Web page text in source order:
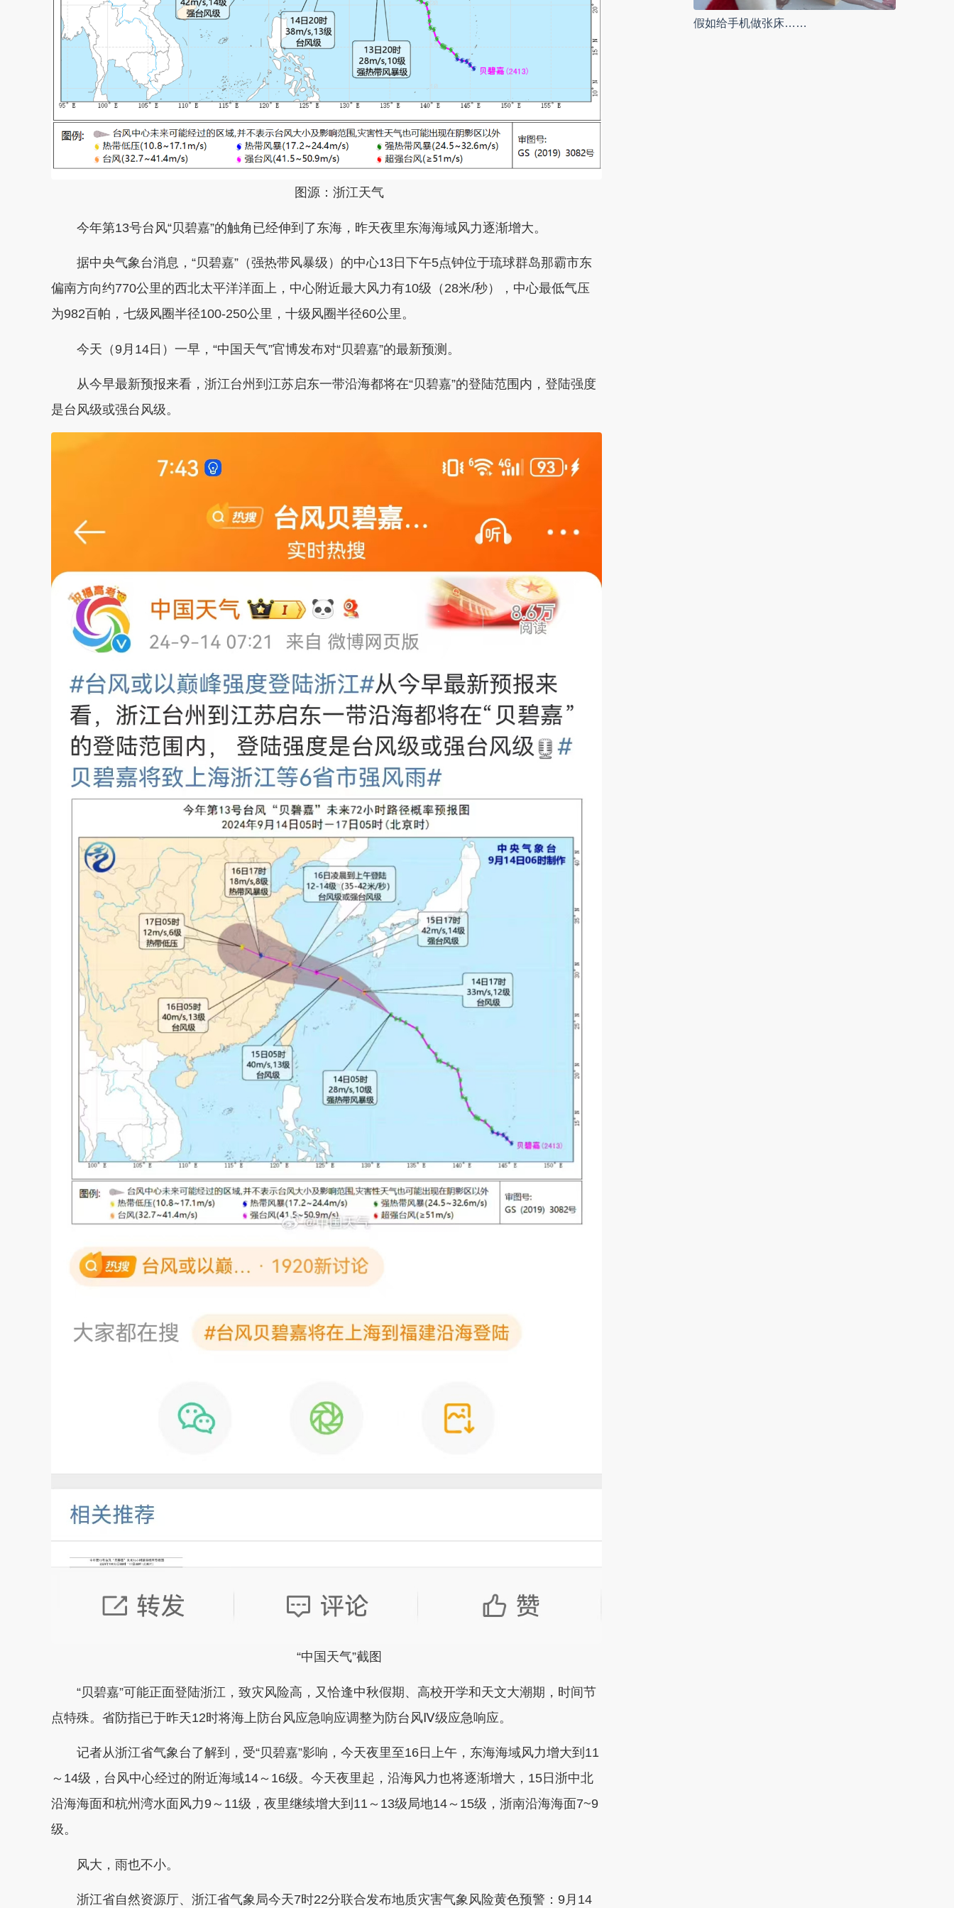
图源：浙江天气
今年第13号台风“贝碧嘉”的触角已经伸到了东海，昨天夜里东海海域风力逐渐增大。
据中央气象台消息，“贝碧嘉”（强热带风暴级）的中心13日下午5点钟位于琉球群岛那霸市东
偏南方向约770公里的西北太平洋洋面上，中心附近最大风力有10级（28米/秒），中心最低气压
为982百帕，七级风圈半径100-250公里，十级风圈半径60公里。
今天（9月14日）一早，“中国天气”官博发布对“贝碧嘉”的最新预测。
从今早最新预报来看，浙江台州到江苏启东一带沿海都将在“贝碧嘉”的登陆范围内，登陆强度
是台风级或强台风级。
“中国天气”截图
“贝碧嘉”可能正面登陆浙江，致灾风险高，又恰逢中秋假期、高校开学和天文大潮期，时间节
点特殊。省防指已于昨天12时将海上防台风应急响应调整为防台风Ⅳ级应急响应。
记者从浙江省气象台了解到，受“贝碧嘉”影响，今天夜里至16日上午，东海海域风力增大到11
～14级，台风中心经过的附近海域14～16级。今天夜里起，沿海风力也将逐渐增大，15日浙中北
沿海海面和杭州湾水面风力9～11级，夜里继续增大到11～13级局地14～15级，浙南沿海海面7~9
级。
风大，雨也不小。
浙江省自然资源厅、浙江省气象局今天7时22分联合发布地质灾害气象风险黄色预警：9月14
假如给手机做张床……